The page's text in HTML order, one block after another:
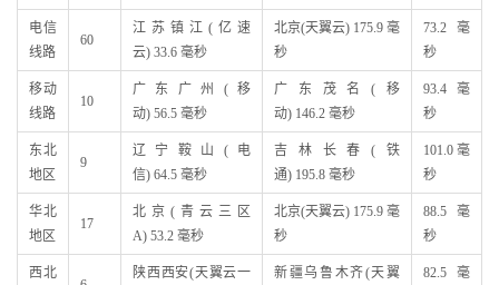
电信
线路
60
江苏镇江(亿速
云) 33.6 毫秒
北京(天翼云) 175.9 毫
秒
73.2 毫
秒
移动
线路
10
广东广州(移
动) 56.5 毫秒
广东茂名(移
动) 146.2 毫秒
93.4 毫
秒
东北
地区
9
辽宁鞍山(电
信) 64.5 毫秒
吉林长春(铁
通) 195.8 毫秒
101.0 毫
秒
华北
地区
17
北京(青云三区
A) 53.2 毫秒
北京(天翼云) 175.9 毫
秒
88.5 毫
秒
西北
陕西西安(天翼云一
新疆乌鲁木齐(天翼
82.5 毫